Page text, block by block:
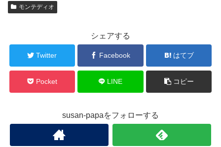
モンテディオ
シェアする
Twitter Facebook はてブ
Pocket LINE コピー
susan-papaをフォローする